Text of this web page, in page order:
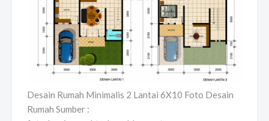
Desain Rumah Minimalis 2 Lantai 6X10 Foto Desain
Rumah Sumber :